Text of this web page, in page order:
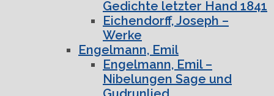
Gedichte letzter Hand 1841
Eichendorff, Joseph –
Werke
Engelmann, Emil
Engelmann, Emil –
Nibelungen Sage und